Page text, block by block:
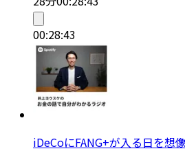
00:28:43
iDeCoにFANG+が入る日を想